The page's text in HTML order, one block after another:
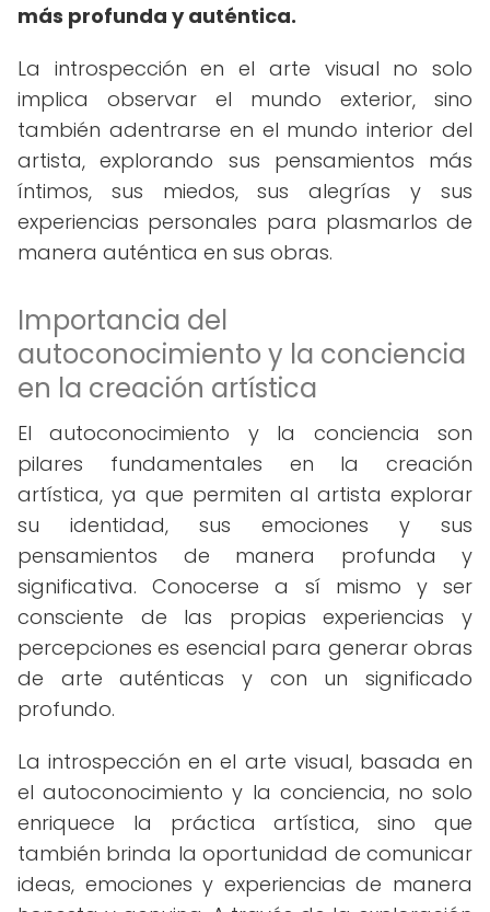
más profunda y auténtica.
La introspección en el arte visual no solo
implica observar el mundo exterior, sino
también adentrarse en el mundo interior del
artista, explorando sus pensamientos más
íntimos, sus miedos, sus alegrías y sus
experiencias personales para plasmarlos de
manera auténtica en sus obras.
Importancia del
autoconocimiento y la conciencia
en la creación artística
El autoconocimiento y la conciencia son
pilares fundamentales en la creación
artística, ya que permiten al artista explorar
su identidad, sus emociones y sus
pensamientos de manera profunda y
significativa. Conocerse a sí mismo y ser
consciente de las propias experiencias y
percepciones es esencial para generar obras
de arte auténticas y con un significado
profundo.
La introspección en el arte visual, basada en
el autoconocimiento y la conciencia, no solo
enriquece la práctica artística, sino que
también brinda la oportunidad de comunicar
ideas, emociones y experiencias de manera